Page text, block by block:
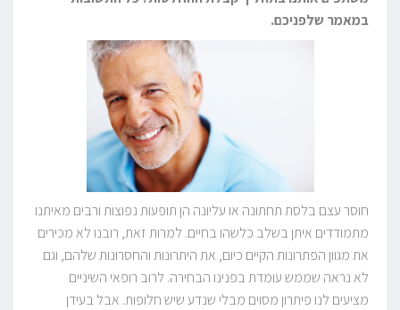
במאמר שלפניכם.
חוסר עצם בלסת תחתונה או עליונה הן תופעות נפוצות ורבים מאיתנו
מתמודדים איתן בשלב כלשהו בחיים. למרות זאת, רובנו לא מכירים
את מגוון הפתרונות הקיים כיום, את היתרונות והחסרונות שלהם, וגם
לא נראה שממש עומדת בפנינו הבחירה. לרוב רופאי השיניים
מציעים לנו פיתרון מסוים מבלי שנדע שיש חלופות. אבל בעידן